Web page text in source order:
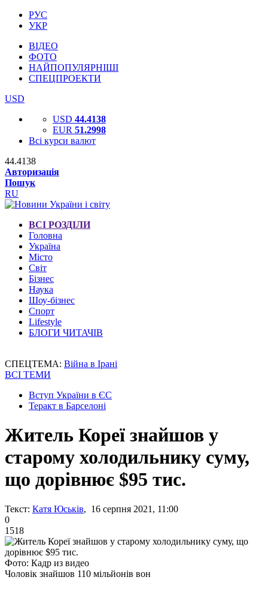
РУС
УКР
ВІДЕО
ФОТО
НАЙПОПУЛЯРНІШІ
СПЕЦПРОЕКТИ
USD
USD 44.4138
EUR 51.2998
Всі курси валют
44.4138
Авторизація
Пошук
RU
ВСІ РОЗДІЛИ
Головна
Україна
Місто
Світ
Бізнес
Наука
Шоу-бізнес
Спорт
Lifestyle
БЛОГИ ЧИТАЧІВ
СПЕЦТЕМА: Війна в Ірані
ВСІ ТЕМИ
Вступ України в ЄС
Теракт в Барселоні
Житель Кореї знайшов у
старому холодильнику суму,
що дорівнює $95 тис.
Текст: Катя Юськів, 16 серпня 2021, 11:00
0
1518
Фото: Кадр из видео
Чоловік знайшов 110 мільйонів вон